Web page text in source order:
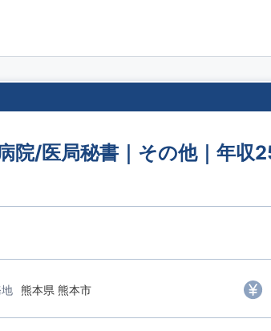
/医局秘書｜その他｜年収
熊本県 熊本市